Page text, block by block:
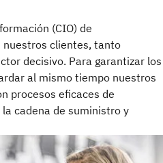
(CIO) de
nuestros clientes, tanto
decisivo. Para garantizar los
al mismo tiempo nuestros
procesos eficaces de
cadena de suministro y